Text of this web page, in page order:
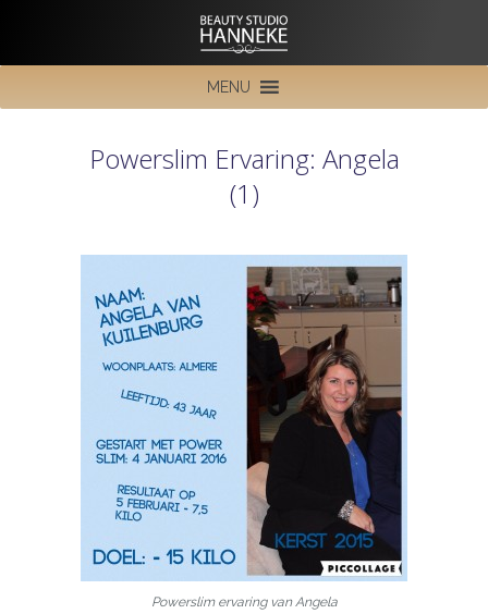
MENU
Powerslim Ervaring: Angela
(1)
Powerslim ervaring van Angela